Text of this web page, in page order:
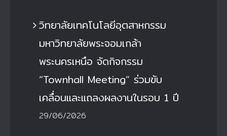
วิทยาลัยเทคโนโลยีอุตสาหกรรม
มหาวิทยาลัยพระจอมเกล้า
พระนครเหนือ จัดกิจกรรม
“Townhall Meeting” ร่วมขับ
เคลื่อนและแถลงผลงานในรอบ 1 ปี
29/06/2026